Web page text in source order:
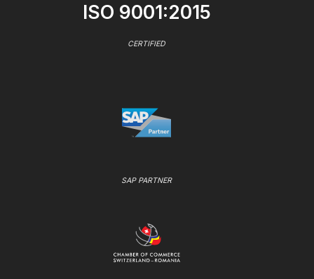
ISO 9001:2015
CERTIFIED
SAP PARTNER